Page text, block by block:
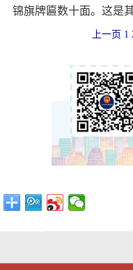
锦旗牌匾数十面。这是
上一页 1